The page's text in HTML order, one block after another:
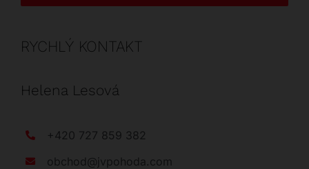
RYCHLÝ KONTAKT
Helena Lesová
+420 727 859 382
obchod@jvpohoda.com